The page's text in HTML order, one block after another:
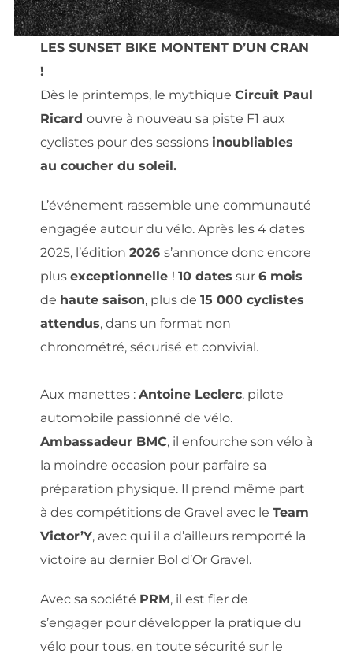
LES SUNSET BIKE MONTENT D’UN CRAN
!
Dès le printemps, le mythique Circuit Paul
Ricard ouvre à nouveau sa piste F1 aux
cyclistes pour des sessions inoubliables
au coucher du soleil.
L’événement rassemble une communauté
engagée autour du vélo. Après les 4 dates
2025, l’édition 2026 s’annonce donc encore
plus exceptionnelle ! 10 dates sur 6 mois
de haute saison, plus de 15 000 cyclistes
attendus, dans un format non
chronométré, sécurisé et convivial.
Aux manettes : Antoine Leclerc, pilote
automobile passionné de vélo.
Ambassadeur BMC, il enfourche son vélo à
la moindre occasion pour parfaire sa
préparation physique. Il prend même part
à des compétitions de Gravel avec le Team
Victor’Y, avec qui il a d’ailleurs remporté la
victoire au dernier Bol d’Or Gravel.
Avec sa société PRM, il est fier de
s’engager pour développer la pratique du
vélo pour tous, en toute sécurité sur le